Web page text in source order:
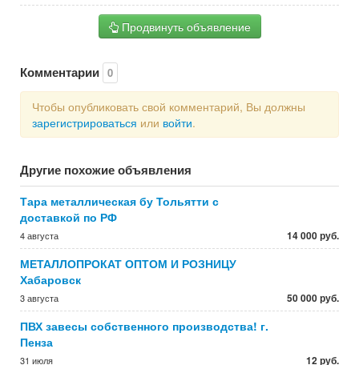
Продвинуть объявление
Комментарии 0
Чтобы опубликовать свой комментарий, Вы должны
зарегистрироваться или войти.
Другие похожие объявления
Тара металлическая бу Тольятти с
доставкой по РФ
4 августа 14 000 руб.
МЕТАЛЛОПРОКАТ ОПТОМ И РОЗНИЦУ
Хабаровск
3 августа 50 000 руб.
ПВХ завесы собственного производства! г.
Пенза
31 июля 12 руб.